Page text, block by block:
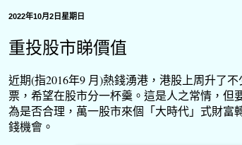
2022年10月2日星期日
重投股市睇價值
近期(指2016年9 月)熱錢湧港，港股上周升了
票，希望在股市分一杯羹。這是人之常情，但
為是否合理，萬一股市來個「大時代」式財富
錢機會。